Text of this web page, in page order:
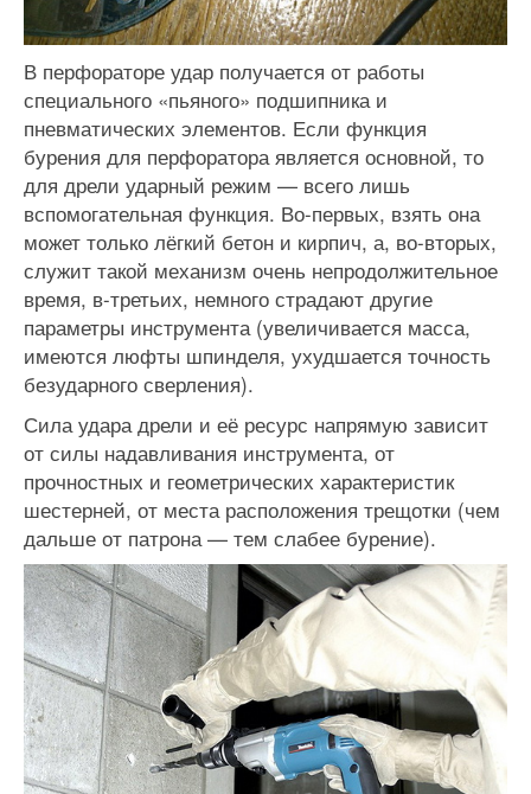
В перфораторе удар получается от работы
специального «пьяного» подшипника и
пневматических элементов. Если функция
бурения для перфоратора является основной, то
для дрели ударный режим — всего лишь
вспомогательная функция. Во-первых, взять она
может только лёгкий бетон и кирпич, а, во-вторых,
служит такой механизм очень непродолжительное
время, в-третьих, немного страдают другие
параметры инструмента (увеличивается масса,
имеются люфты шпинделя, ухудшается точность
безударного сверления).
Сила удара дрели и её ресурс напрямую зависит
от силы надавливания инструмента, от
прочностных и геометрических характеристик
шестерней, от места расположения трещотки (чем
дальше от патрона — тем слабее бурение).